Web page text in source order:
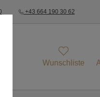
+43 664 190 30 62
Wunschliste